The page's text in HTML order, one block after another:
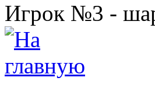
Игрок №3 -